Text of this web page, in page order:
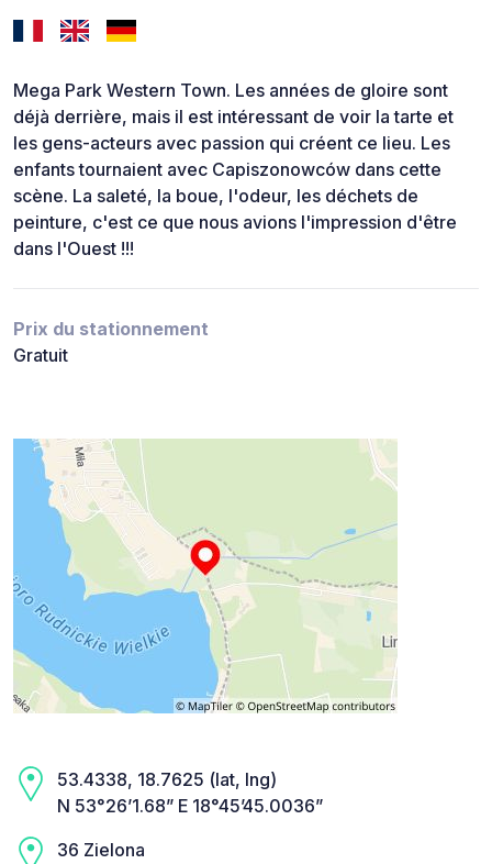
Mega Park Western Town. Les années de gloire sont
déjà derrière, mais il est intéressant de voir la tarte et
les gens-acteurs avec passion qui créent ce lieu. Les
enfants tournaient avec Capiszonowców dans cette
scène. La saleté, la boue, l'odeur, les déchets de
peinture, c'est ce que nous avions l'impression d'être
dans l'Ouest !!!
Prix du stationnement
Gratuit
53.4338, 18.7625 (lat, lng)
N 53°26’1.68” E 18°45’45.0036”
36 Zielona